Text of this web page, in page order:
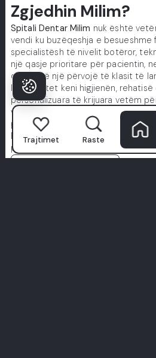
Zgjedhin Milim?
Spitali Dentar Milim nuk është
vendi ku buzëqeshja e besueshme
specialistësh të nivelit botëror,
një qasje prioritare për pacientin,
dental në një përvojë të klasit të
Ne prioritet keni higjienën,
personalizuara të krijuara vetëm
vetëm në fjalët tona, eksploroni
pacientë të vërtetë.
Buzëqeshja juaj e përsosur fillon
përvojën Milim.
Trajtimet Raste